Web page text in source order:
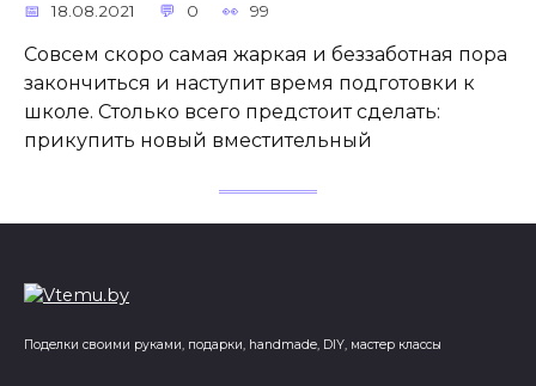
18.08.2021 0 99
Совсем скоро самая жаркая и беззаботная пора
закончиться и наступит время подготовки к
школе. Столько всего предстоит сделать:
прикупить новый вместительный
Поделки своими руками, подарки, handmade, DIY, мастер классы